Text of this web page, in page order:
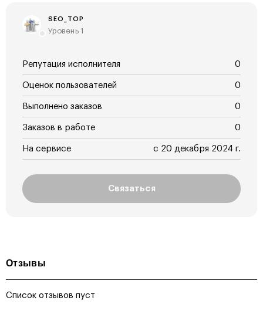
SEO_TOP
Уровень 1
Репутация исполнителя 0
Оценок пользователей 0
Выполнено заказов 0
Заказов в работе 0
На сервисе с 20 декабря 2024 г.
Связаться
Отзывы
Список отзывов пуст